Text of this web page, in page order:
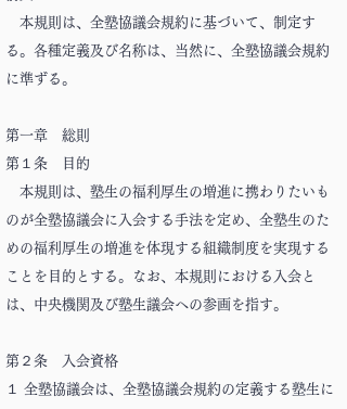
本規則は、全塾協議会規約に基づいて、制定す
る。各種定義及び名称は、当然に、全塾協議会規約
に準ずる。
第一章 総則
第１条 目的
本規則は、塾生の福利厚生の増進に携わりたいも
のが全塾協議会に入会する手法を定め、全塾生のた
めの福利厚生の増進を体現する組織制度を実現する
ことを目的とする。なお、本規則における入会と
は、中央機関及び塾生議会への参画を指す。
第２条 入会資格
１ 全塾協議会は、全塾協議会規約の定義する塾生に